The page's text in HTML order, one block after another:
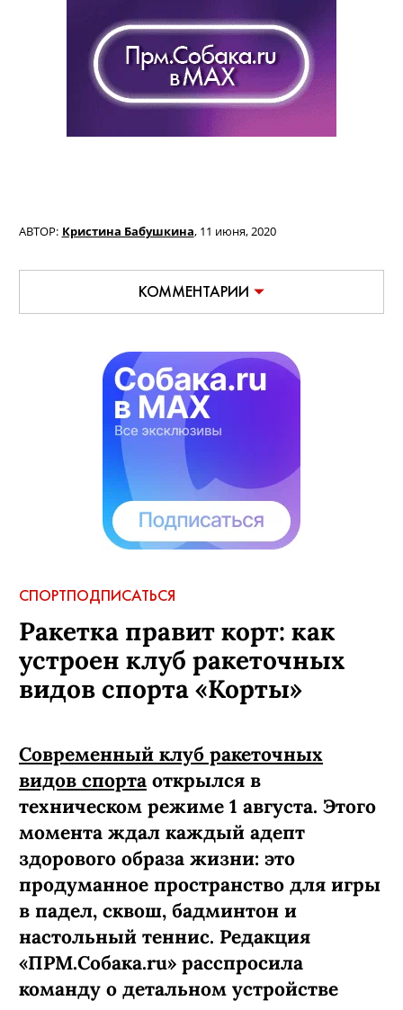
АВТОР: Кристина Бабушкина, 11 июня, 2020
КОММЕНТАРИИ
СПОРТПОДПИСАТЬСЯ
Ракетка правит корт: как
устроен клуб ракеточных
видов спорта «Корты»
Современный клуб ракеточных
видов спорта открылся в
техническом режиме 1 августа. Этого
момента ждал каждый адепт
здорового образа жизни: это
продуманное пространство для игры
в падел, сквош, бадминтон и
настольный теннис. Редакция
«ПРМ.Собака.ru» расспросила
команду о детальном устройстве